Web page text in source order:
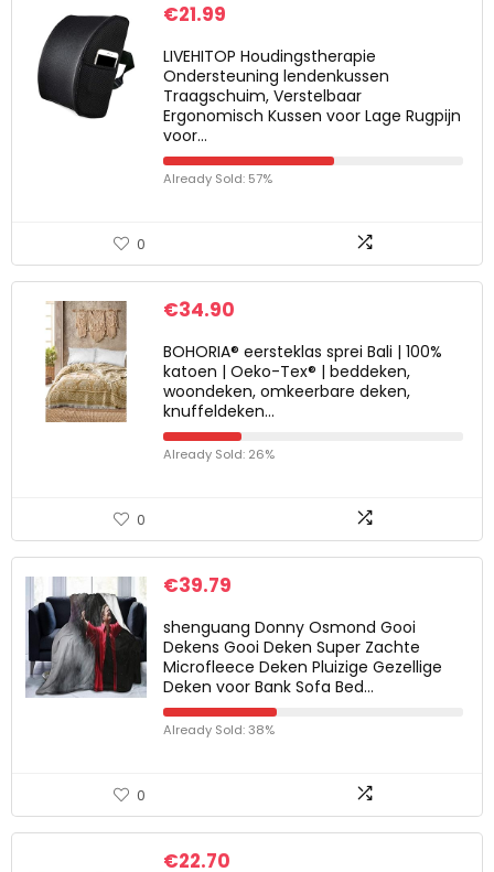
€21.99
LIVEHITOP Houdingstherapie
Ondersteuning lendenkussen
Traagschuim, Verstelbaar
Ergonomisch Kussen voor Lage Rugpijn
voor…
Already Sold: 57%
0
€34.90
BOHORIA® eersteklas sprei Bali | 100%
katoen | Oeko-Tex® | beddeken,
woondeken, omkeerbare deken,
knuffeldeken…
Already Sold: 26%
0
€39.79
shenguang Donny Osmond Gooi
Dekens Gooi Deken Super Zachte
Microfleece Deken Pluizige Gezellige
Deken voor Bank Sofa Bed…
Already Sold: 38%
0
€22.70